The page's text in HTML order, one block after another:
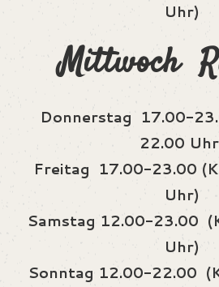
Uhr)
Mittwoch
Donnerstag 17.00-
22.00
Freitag 17.00-23.00
Uhr)
Samstag 12.00-23.00
Uhr)
Sonntag 12.00-22.00